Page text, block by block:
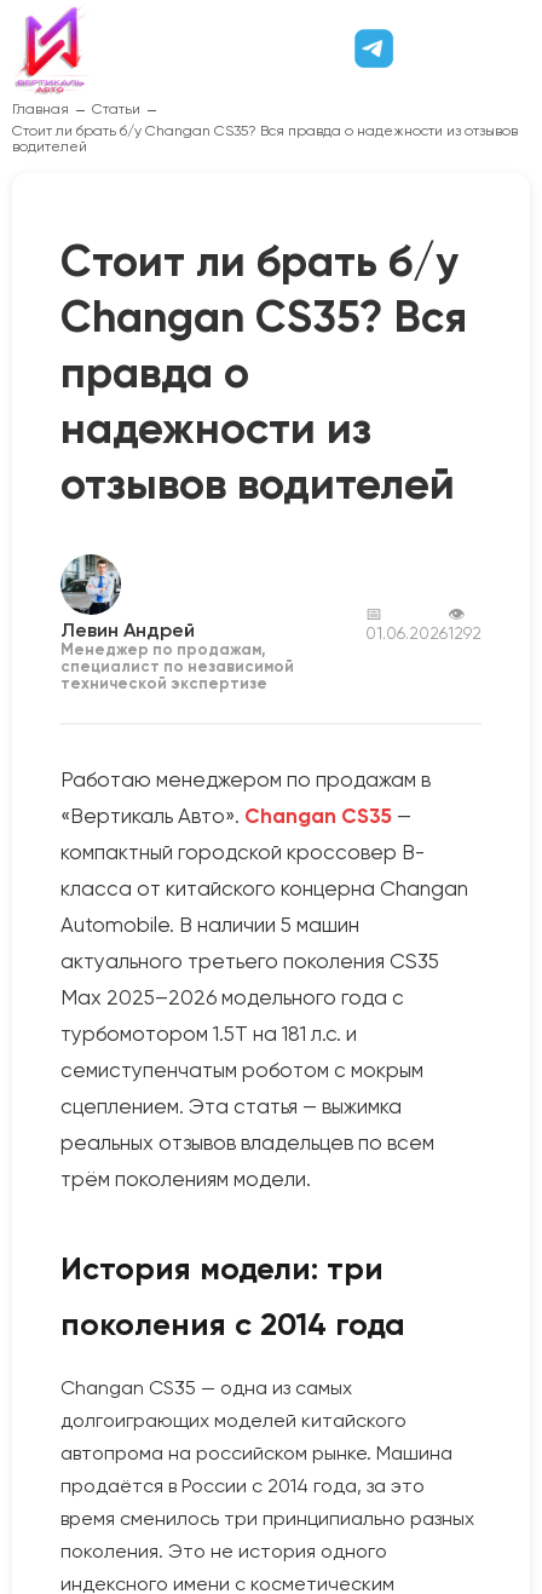
Главная
Статьи
Стоит ли брать б/у Changan CS35? Вся правда о надежности из отзывов
водителей
Стоит ли брать б/у
Changan CS35? Вся
правда о
надежности из
отзывов водителей
Левин Андрей
Менеджер по продажам,
специалист по независимой
технической экспертизе
📅
01.06.2026
👁
1292
Работаю менеджером по продажам в
«Вертикаль Авто». Changan CS35 —
компактный городской кроссовер B-
класса от китайского концерна Changan
Automobile. В наличии 5 машин
актуального третьего поколения CS35
Max 2025–2026 модельного года с
турбомотором 1.5T на 181 л.с. и
семиступенчатым роботом с мокрым
сцеплением. Эта статья — выжимка
реальных отзывов владельцев по всем
трём поколениям модели.
История модели: три
поколения с 2014 года
Changan CS35 — одна из самых
долгоиграющих моделей китайского
автопрома на российском рынке. Машина
продаётся в России с 2014 года, за это
время сменилось три принципиально разных
поколения. Это не история одного
индексного имени с косметическим